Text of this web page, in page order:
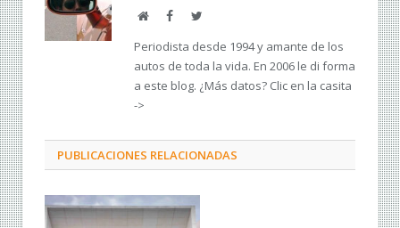
Web FacebookTwitter
Periodista desde 1994 y amante de los
autos de toda la vida. En 2006 le di forma
a este blog. ¿Más datos? Clic en la casita
->
PUBLICACIONES RELACIONADAS